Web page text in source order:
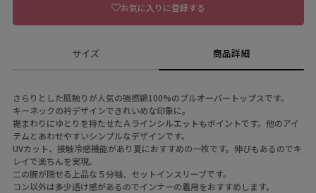
お気に入りに登録する
サイズ 商品詳細
さらりとした肌触りが人気の強撚綿100%のプルオーバートップスです。
キーネックの衿デザインできれいめな印象に。
裾まわりにゆとりを持たせたＡラインシルエットもポイントです。他のアイ
テムとあわせやすいシンプルなデザインです。
UVカット、接触冷感機能があり夏におすすめの一枚です。伸びもあるのでキ
レイで楽ちんを実現。
二の腕が隠せる上品な５分袖、セットインスリーブです。
コン以外は多少透け感があるのでインナーの着用をおすすめします。